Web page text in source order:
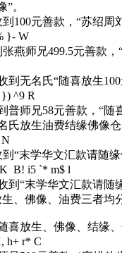
。
100元善款，“苏绍周
}- W
燕师兄499.5元善款，
到无名氏“随喜放生
}) ^9 R
普师兄58元善款，“随
氏放生油费结缘佛像
“末学华文汇款请随
B! i5 `* m$ l
到“末学华文汇款请随
、佛像、油费三者均
喜放生、佛像、结缘
h+ r* C